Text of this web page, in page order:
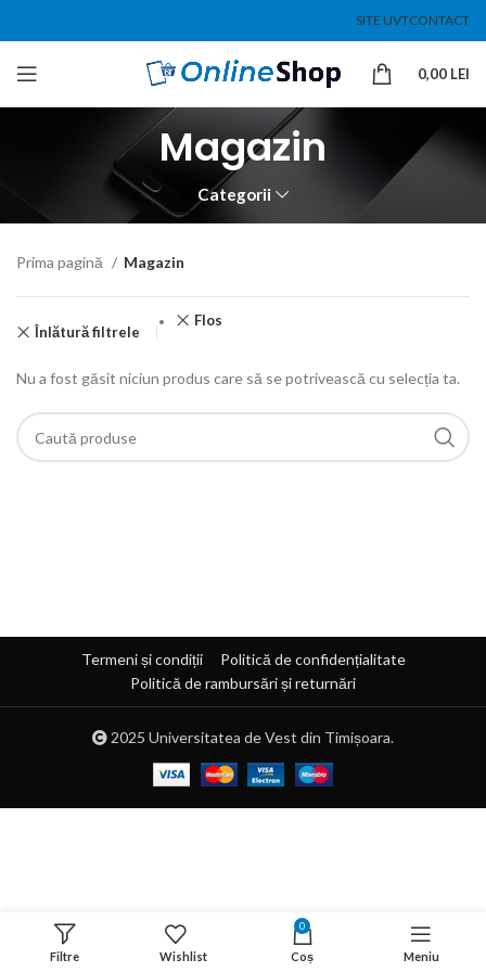
SITE UVTCONTACT
0,00 LEI
Magazin
Categorii
Prima pagină Magazin
Înlătură filtrele
Flos
Nu a fost găsit niciun produs care să se potrivească cu selecția ta.
Termeni și condiții
Politică de confidențialitate
Politică de rambursări și returnări
2025 Universitatea de Vest din Timișoara.
Filtre Wishlist
0
Coș Meniu